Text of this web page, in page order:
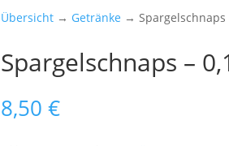
Übersicht→ Getränke → Spargelschnaps
Spargelschnaps –
8,50 €